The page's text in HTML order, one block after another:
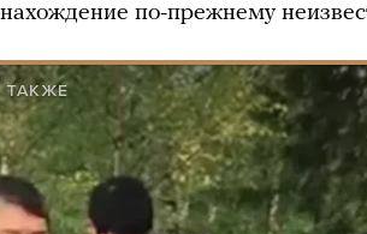
по-прежнему
ТАКЖЕ